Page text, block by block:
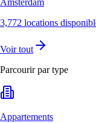
Amsterdam
3,772 locations
Voir tout
Parcourir par type
Appartements